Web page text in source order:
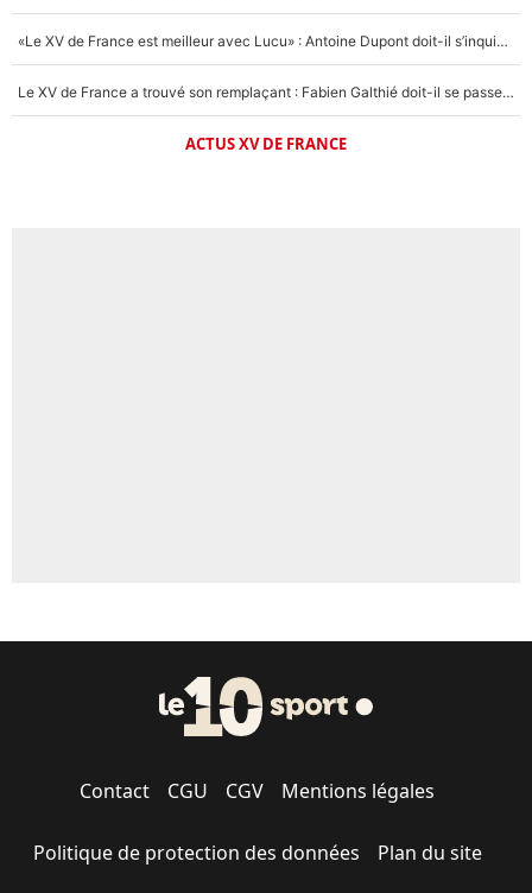
«Le XV de France est meilleur avec Lucu» : Antoine Dupont doit-il s’inquiéter pour sa place ?
Le XV de France a trouvé son remplaçant : Fabien Galthié doit-il se passer d'Antoine Dupont ?
ACTUS XV DE FRANCE
Contact CGU CGV Mentions légales
Politique de protection des données Plan du site